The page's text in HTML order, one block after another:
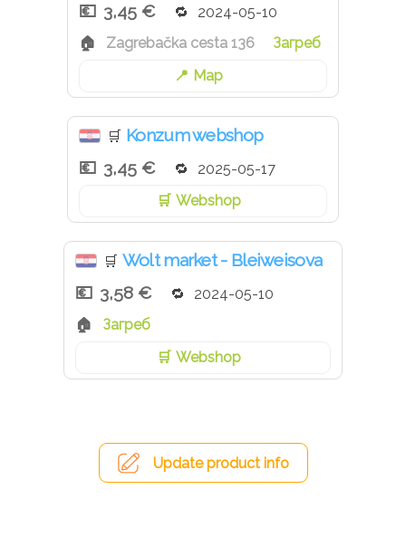
3,45 €
2024-05-10
Zagrebačka cesta 136
Загреб
Map
🛒 Konzum webshop
3,45 €
2025-05-17
Webshop
🛒 Wolt market - Bleiweisova
3,58 €
2024-05-10
Загреб
Webshop
Update product info